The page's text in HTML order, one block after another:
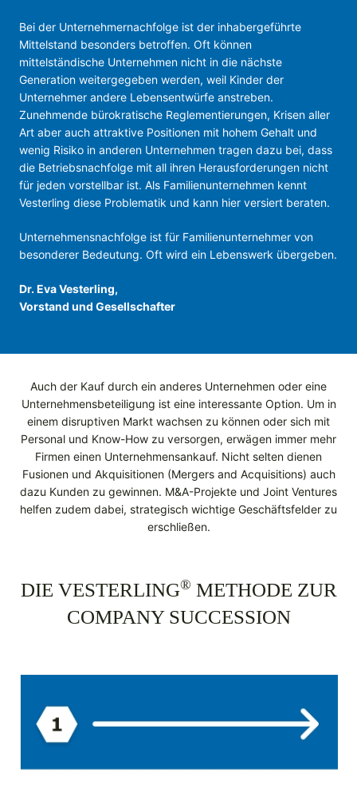
Bei der Unternehmernachfolge ist der inhabergeführte
Mittelstand besonders betroffen. Oft können
mittelständische Unternehmen nicht in die nächste
Generation weitergegeben werden, weil Kinder der
Unternehmer andere Lebensentwürfe anstreben.
Zunehmende bürokratische Reglementierungen, Krisen aller
Art aber auch attraktive Positionen mit hohem Gehalt und
wenig Risiko in anderen Unternehmen tragen dazu bei, dass
die Betriebsnachfolge mit all ihren Herausforderungen nicht
für jeden vorstellbar ist. Als Familienunternehmen kennt
Vesterling diese Problematik und kann hier versiert beraten.
Unternehmensnachfolge ist für Familienunternehmer von
besonderer Bedeutung. Oft wird ein Lebenswerk übergeben.
Dr. Eva Vesterling,
Vorstand und Gesellschafter
Auch der Kauf durch ein anderes Unternehmen oder eine
Unternehmensbeteiligung ist eine interessante Option. Um in
einem disruptiven Markt wachsen zu können oder sich mit
Personal und Know-How zu versorgen, erwägen immer mehr
Firmen einen Unternehmensankauf. Nicht selten dienen
Fusionen und Akquisitionen (Mergers and Acquisitions) auch
dazu Kunden zu gewinnen. M&A-Projekte und Joint Ventures
helfen zudem dabei, strategisch wichtige Geschäftsfelder zu
erschließen.
DIE VESTERLING® METHODE ZUR
COMPANY SUCCESSION